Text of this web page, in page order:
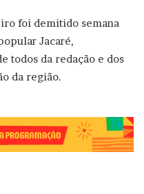
foi demitido semana
Jacaré,
todos da redação e dos
da região.